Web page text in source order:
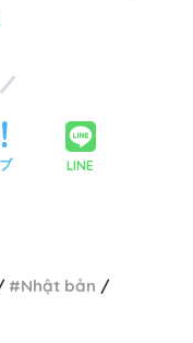
LINE
Nhật bản